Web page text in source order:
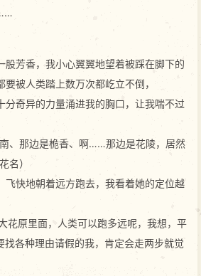
股芳香，我小心翼翼地望着被踩在脚下的
被人类踏上数万次都屹立不倒，
分奇异的力量涌进我的胸口，让我喘不过
、那边是桅香、啊……那边是花陵，居然
名）
飞快地朝着远方跑去，我看着她的定位越
花原里面，人类可以跑多远呢，我想，平
各种理由请假的我，肯定会走两步就觉